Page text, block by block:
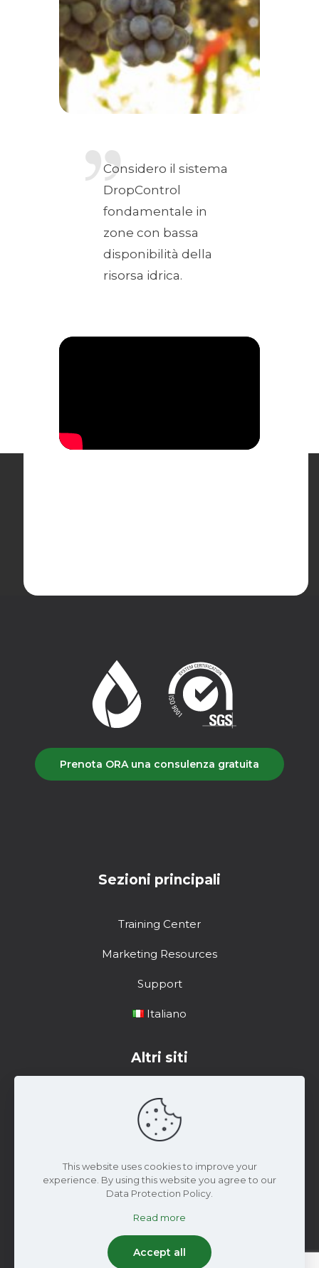
Considero il sistema
DropControl
fondamentale in
zone con bassa
disponibilità della
risorsa idrica.
Prenota ORA una consulenza gratuita
Sezioni principali
Training Center
Marketing Resources
Support
Italiano
Altri siti
Centro di formazione
Risorse di marketing
Materiale di Supporto
2024 Wiseconn Engineering | Tutti i diritti riservati
This website uses cookies to improve your
experience. By using this website you agree to our
Data Protection Policy.
Read more
Accept all